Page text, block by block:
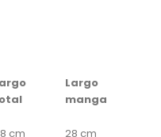
Largo
manga
cm 28 cm